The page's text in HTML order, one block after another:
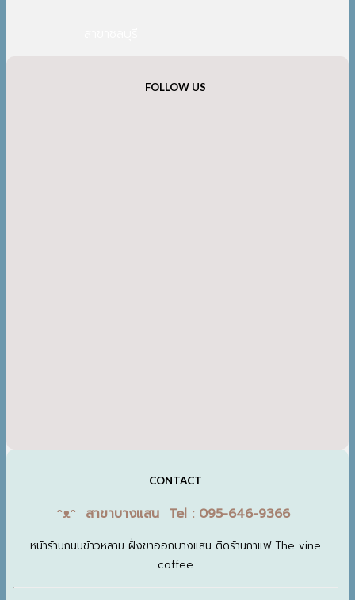
FOLLOW US
CONTACT
ᵔᴥᵔ สาขาบางแสน Tel : 095-646-9366
หน้าร้านถนนข้าวหลาม ฝั่งขาออกบางแสน ติดร้านกาแฟ The vine
coffee